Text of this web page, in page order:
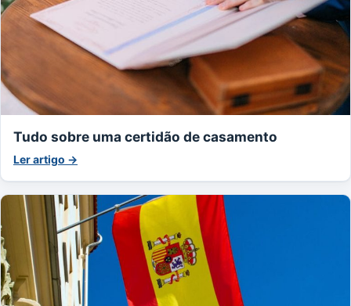
Tudo sobre uma certidão de casamento
Ler artigo →